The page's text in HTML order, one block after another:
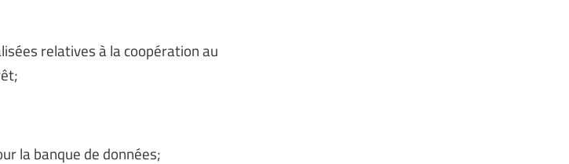
relatives à la coopération au
la banque de données;